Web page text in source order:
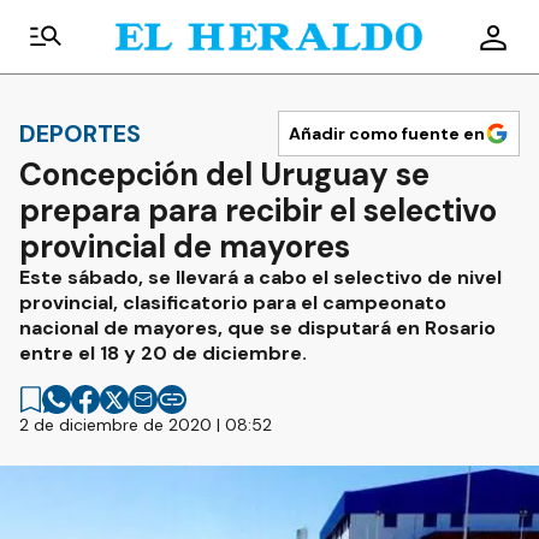
DEPORTES Añadir como fuente en
Concepción del Uruguay se
prepara para recibir el selectivo
provincial de mayores
Este sábado, se llevará a cabo el selectivo de nivel
provincial, clasificatorio para el campeonato
nacional de mayores, que se disputará en Rosario
entre el 18 y 20 de diciembre.
2 de diciembre de 2020 | 08:52